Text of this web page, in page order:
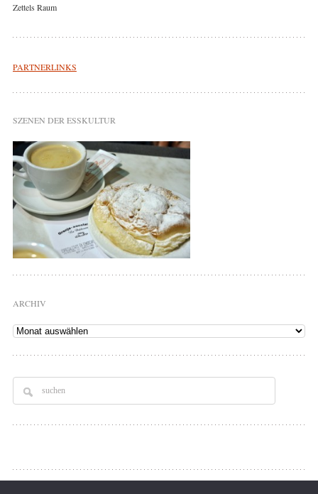
Zettels Raum
PARTNERLINKS
SZENEN DER ESSKULTUR
ARCHIV
Archiv